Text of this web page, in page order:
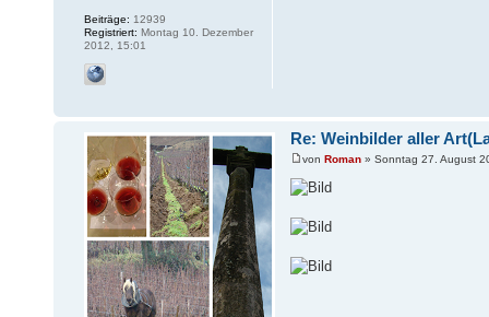
Beiträge: 12939
Registriert: Montag 10. Dezember
2012, 15:01
Re: Weinbilder aller
von Roman» Sonntag 27. August